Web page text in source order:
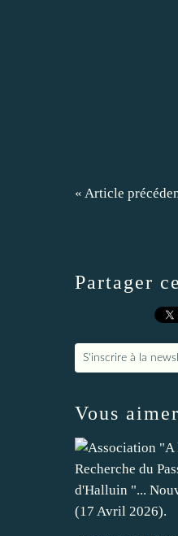
« Article
Partager
S'inscrire à la
Vous